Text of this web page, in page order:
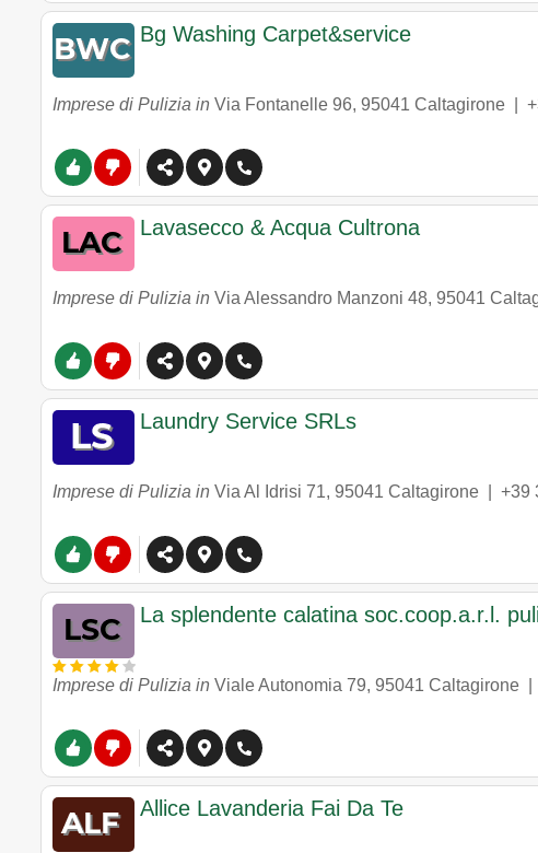
Bg Washing Carpet&service
Imprese di Pulizia in Via Fontanelle 96, 95041 Caltagirone
Lavasecco & Acqua Cultrona
Imprese di Pulizia in Via Alessandro Manzoni 48, 95041
Laundry Service SRLs
Imprese di Pulizia in Via Al Idrisi 71, 95041 Caltagirone +39
La splendente calatina soc.coop.a.r.l.
Imprese di Pulizia in Viale Autonomia 79, 95041 Caltagirone
Allice Lavanderia Fai Da Te